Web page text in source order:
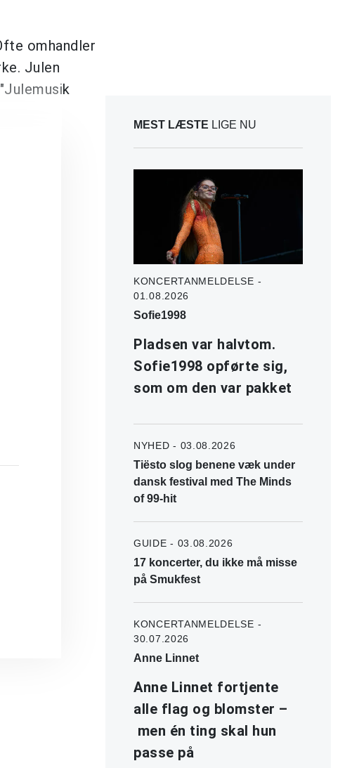
omhandler
Julen
MEST LÆSTE LIGE NU
KONCERTANMELDELSE -
01.08.2026
Sofie1998
Pladsen var halvtom.
Sofie1998 opførte sig,
som om den var pakket
NYHED - 03.08.2026
Tiësto slog benene væk under
dansk festival med The Minds
of 99-hit
GUIDE - 03.08.2026
17 koncerter, du ikke må misse
på Smukfest
KONCERTANMELDELSE -
30.07.2026
Anne Linnet
Anne Linnet fortjente
alle flag og blomster –
men én ting skal hun
passe på